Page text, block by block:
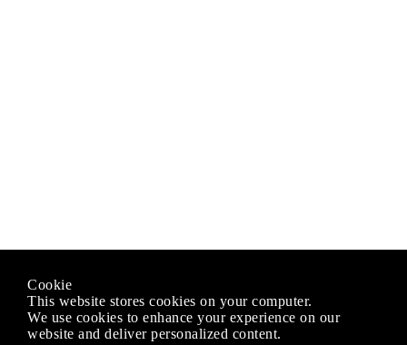
Cookie
This website stores cookies on your computer.
We use cookies to enhance your experience on our
website and deliver personalized content.